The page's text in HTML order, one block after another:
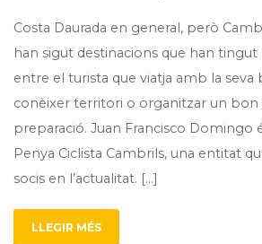
Costa Daurada en general, però
han sigut destinacions que han
entre el turista que viatja amb la seva
conèixer territori o organitzar un bon
preparació. Juan Francisco Domingo
Penya Ciclista Cambrils, una entitat
socis en l’actualitat. […]
LLEGIR MÉS